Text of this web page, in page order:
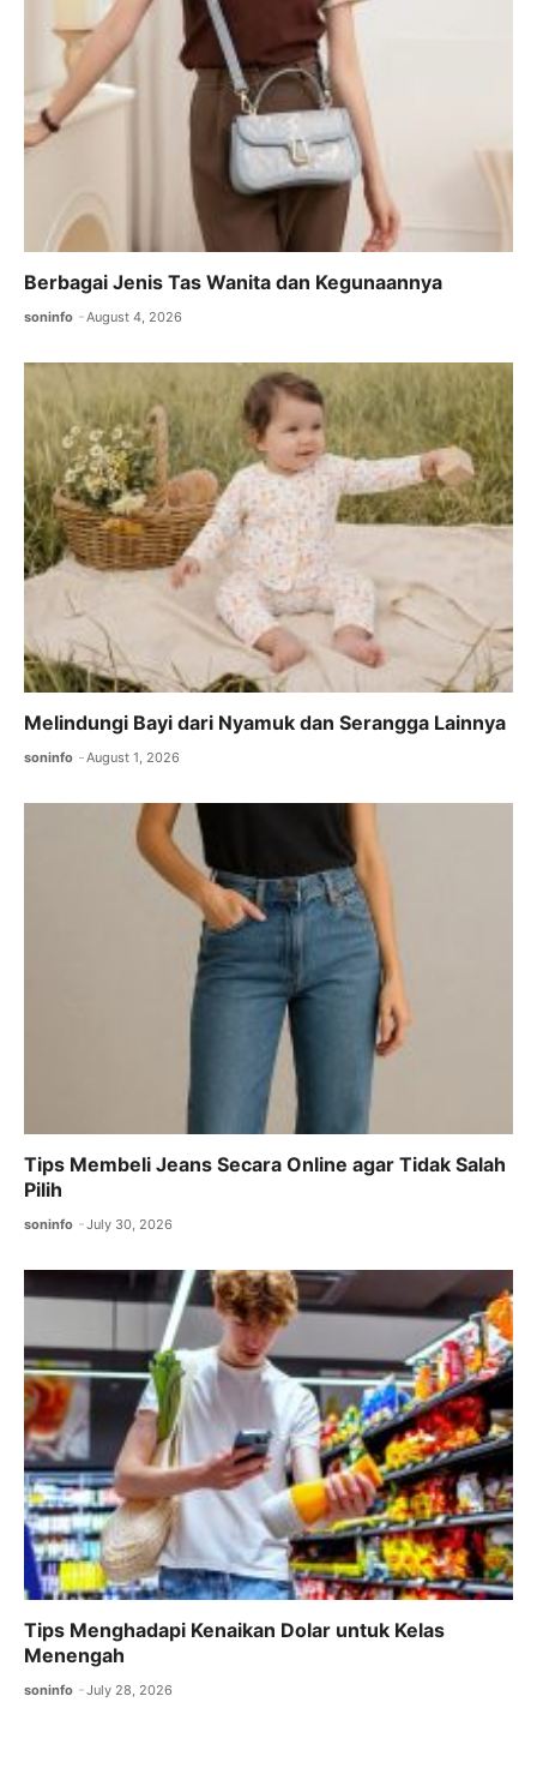
k
Berbagai Jenis Tas Wanita dan Kegunaannya
soninfo August 4, 2026
Melindungi Bayi dari Nyamuk dan Serangga Lainnya
soninfo August 1, 2026
Tips Membeli Jeans Secara Online agar Tidak Salah
Pilih
soninfo July 30, 2026
Tips Menghadapi Kenaikan Dolar untuk Kelas
Menengah
soninfo July 28, 2026